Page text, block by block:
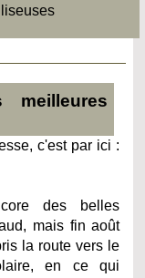
c'est par ici :
des belles
mais fin août
la route vers le
en ce qui